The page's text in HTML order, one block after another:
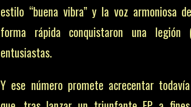
estilo “buena vibra” y la voz armoniosa
forma rápida conquistaron una legión
entusiastas.
Y ese número promete acrecentar